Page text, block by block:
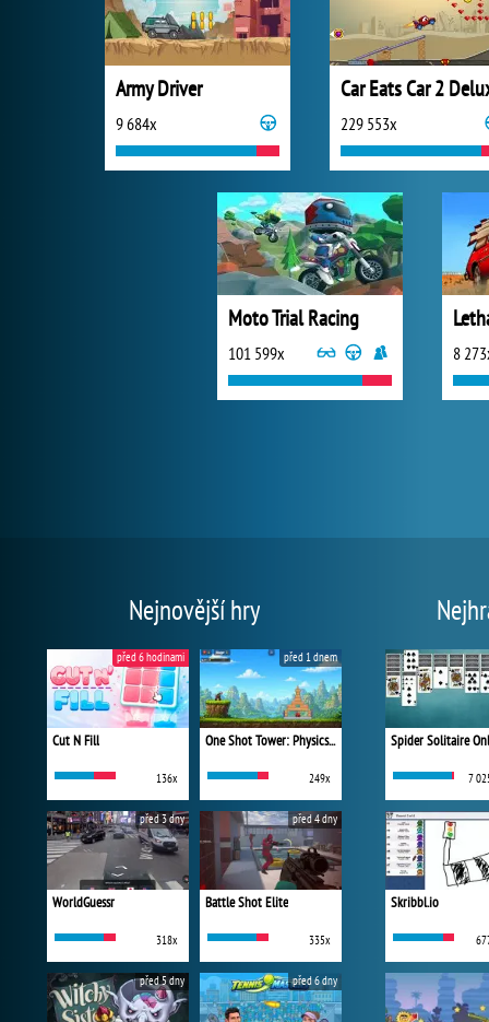
Army Driver
9 684x
Car Eats Car 2
229 553x
Moto Trial Racing
101 599x 8
Nejnovější hry
Cut N Fill
136x
před 6 hodinami
One Shot Tower: Physics Destroyer
249x
před 1 dnem
WorldGuessr
318x
před 3 dny
Battle Shot Elite
335x
před 4 dny
před 5 dny před 6 dny
Spider Solitaire
7
Skribbl.io